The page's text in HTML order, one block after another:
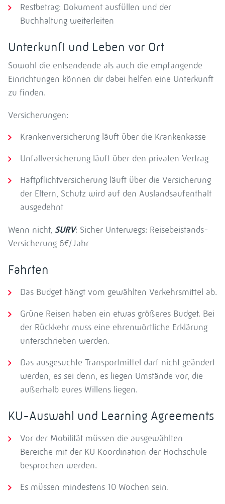
Restbetrag: Dokument ausfüllen und der
Buchhaltung weiterleiten
Unterkunft und Leben vor Ort
Sowohl die entsendende als auch die empfangende
Einrichtungen können dir dabei helfen eine Unterkunft
zu finden.
Versicherungen:
Krankenversicherung läuft über die Krankenkasse
Unfallversicherung läuft über den privaten Vertrag
Haftpflichtversicherung läuft über die Versicherung
der Eltern, Schutz wird auf den Auslandsaufenthalt
ausgedehnt
Wenn nicht, SURV: Sicher Unterwegs: Reisebeistands-
Versicherung 6€/Jahr
Fahrten
Das Budget hängt vom gewählten Verkehrsmittel ab.
Grüne Reisen haben ein etwas größeres Budget. Bei
der Rückkehr muss eine ehrenwörtliche Erklärung
unterschrieben werden.
Das ausgesuchte Transportmittel darf nicht geändert
werden, es sei denn, es liegen Umstände vor, die
außerhalb eures Willens liegen.
KU-Auswahl und Learning Agreements
Vor der Mobilität müssen die ausgewählten
Bereiche mit der KU Koordination der Hochschule
besprochen werden.
Es müssen mindestens 10 Wochen sein.